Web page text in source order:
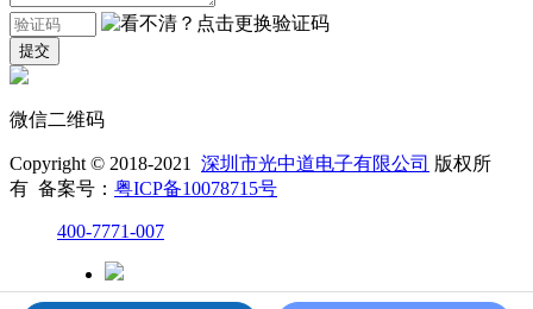
微信二维码
Copyright © 2018-2021 深圳市光中道电子有限公司 版权所
有 备案号： 粤ICP备10078715号
400-7771-007